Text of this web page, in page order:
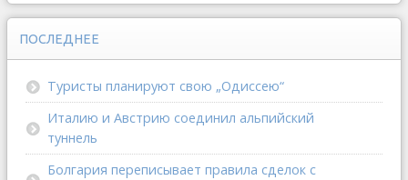
ПОСЛЕДНЕЕ
Туристы планируют свою „Одиссею“
Италию и Австрию соединил альпийский
туннель
Болгария переписывает правила сделок с